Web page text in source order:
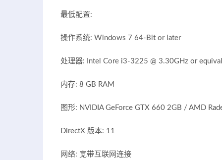
最低配置:
操作系统: Windows 7 64-Bit or later
处理器: Intel Core i3-3225 @ 3.30GHz or
内存: 8 GB RAM
图形: NVIDIA GeForce GTX 660 2GB / AMD
DirectX 版本: 11
网络: 宽带互联网连接